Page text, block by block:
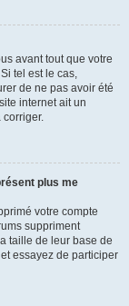
avant tout que votre
tel est le cas,
de ne pas avoir été
internet ait un
corriger.
plus me
votre compte
suppriment
taille de leur base de
essayez de participer